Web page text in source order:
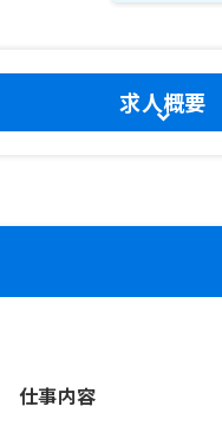
求人概要
仕事内容